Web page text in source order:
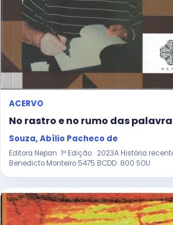
ACERVO
No rastro e no rumo das
Souza, Abílio Pacheco de
Editora Nepan 1ª Edição 2023A História
Benedicto Monteiro 5475 BCDD 800 SOU